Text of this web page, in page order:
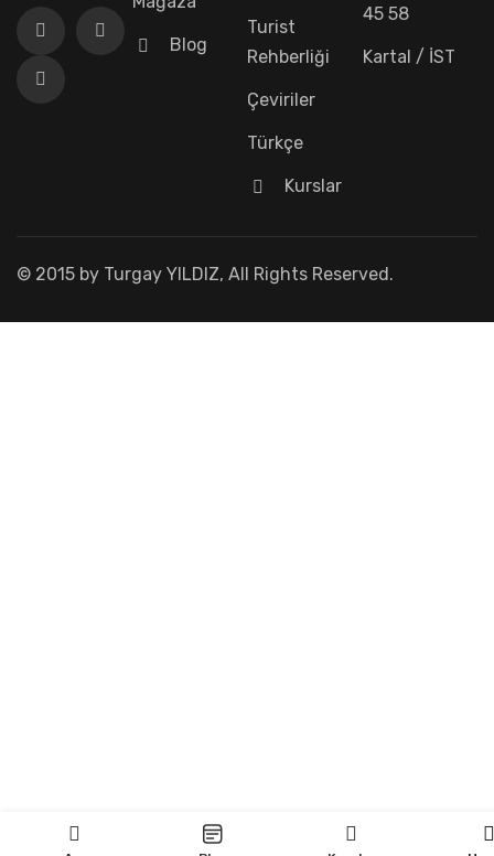
Blog
Turist
Rehberliği
Çeviriler
Türkçe
Kurslar
45 58
Kartal / İST
© 2015 by Turgay YILDIZ, All Rights Reserved.